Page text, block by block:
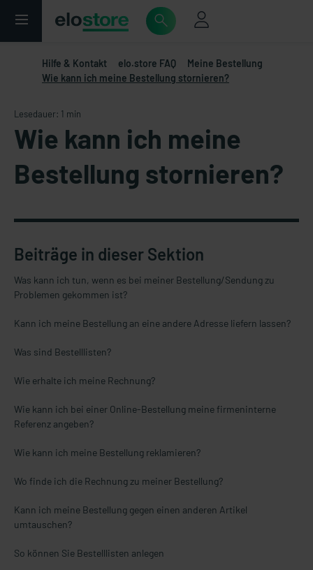
Hilfe & Kontakt elo.store FAQ
Meine Bestellung
Wie kann ich meine Bestellung stornieren?
Lesedauer: 1 min
Wie kann ich meine
Bestellung stornieren?
Beiträge in dieser Sektion
Was kann ich tun, wenn es bei meiner Bestellung/Sendung zu
Problemen gekommen ist?
Kann ich meine Bestellung an eine andere Adresse liefern lassen?
Was sind Bestelllisten?
Wie erhalte ich meine Rechnung?
Wie kann ich bei einer Online-Bestellung meine firmeninterne
Referenz angeben?
Wie kann ich meine Bestellung reklamieren?
Wo finde ich die Rechnung zu meiner Bestellung?
Kann ich meine Bestellung gegen einen anderen Artikel
umtauschen?
So können Sie Bestelllisten anlegen